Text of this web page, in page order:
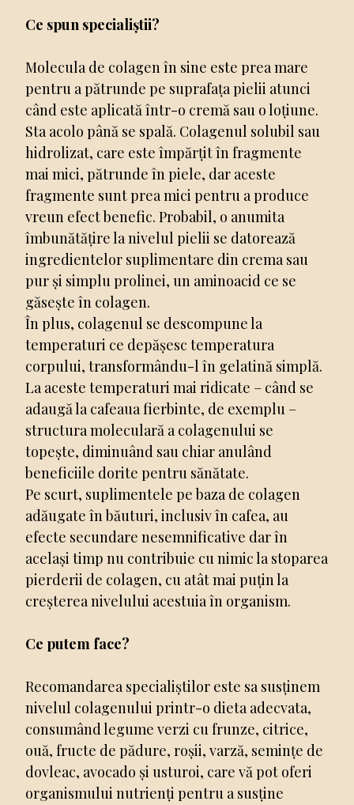
Ce spun specialiștii?
Molecula de colagen în sine este prea mare
pentru a pătrunde pe suprafața pielii atunci
când este aplicată într-o cremă sau o loțiune.
Sta acolo până se spală. Colagenul solubil sau
hidrolizat, care este împărțit în fragmente
mai mici, pătrunde în piele, dar aceste
fragmente sunt prea mici pentru a produce
vreun efect benefic. Probabil, o anumita
îmbunătățire la nivelul pielii se datorează
ingredientelor suplimentare din crema sau
pur și simplu prolinei, un aminoacid ce se
găsește în colagen.
În plus, colagenul se descompune la
temperaturi ce depășesc temperatura
corpului, transformându-l în gelatină simplă.
La aceste temperaturi mai ridicate – când se
adaugă la cafeaua fierbinte, de exemplu –
structura moleculară a colagenului se
topește, diminuând sau chiar anulând
beneficiile dorite pentru sănătate.
Pe scurt, suplimentele pe baza de colagen
adăugate în băuturi, inclusiv în cafea, au
efecte secundare nesemnificative dar în
același timp nu contribuie cu nimic la stoparea
pierderii de colagen, cu atât mai puțin la
creșterea nivelului acestuia în organism.
Ce putem face?
Recomandarea specialiștilor este sa susținem
nivelul colagenului printr-o dieta adecvata,
consumând legume verzi cu frunze, citrice,
ouă, fructe de pădure, roșii, varză, semințe de
dovleac, avocado și usturoi, care vă pot oferi
organismului nutrienți pentru a susține